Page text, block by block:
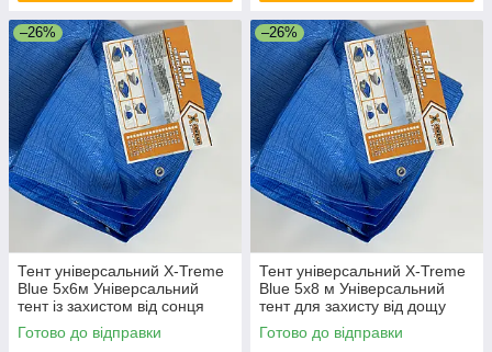
–26%
Тент універсальний X-Treme
Blue 5х6м Універсальний
тент із захистом від сонця
Синій садової тент для дачі
Готово до відправки
–26%
Тент універсальний X-Treme
Blue 5х8 м Універсальний
тент для захисту від дощу
Садовий непромокальний
тент
Готово до відправки